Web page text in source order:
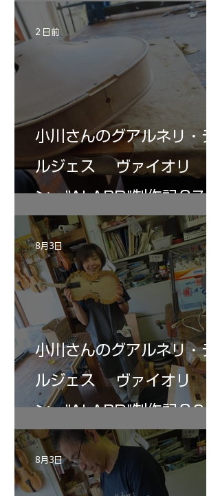
記 31
小川さんのグアルネリ・デ
ルジェス ヴァイオリ
ン ”ALARD"制作記３7
2 日前
小川さんのグアルネリ・デ
ルジェス ヴァイオリ
ン ”ALARD"制作記３6
8月3日
8月3日